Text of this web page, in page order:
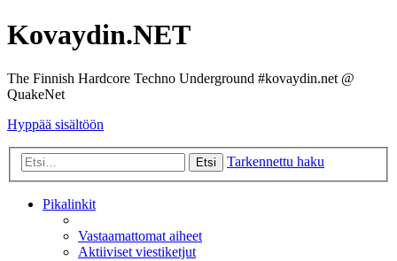
Kovaydin.NET
The Finnish Hardcore Techno Underground #kovaydin.net @
QuakeNet
Hyppää sisältöön
Etsi Tarkennettu haku
Pikalinkit
Vastaamattomat aiheet
Aktiiviset viestiketjut